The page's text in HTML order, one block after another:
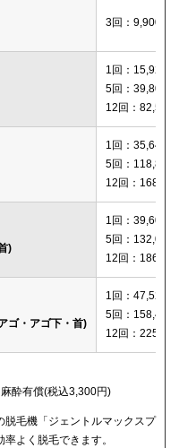
3回：9,900円
1回：15,920円
5回：39,800円
12回：82,560
1回：35,640円
5回：118,800
12回：
)
1回：39,600円
5回：132,000
12回：
ゴ・アゴ下・首)
1回：47,520円
5回：158,400
12回：
酔有償(税込3,300円)
脱毛機「ジェントルマックスプ
よく脱毛できます。